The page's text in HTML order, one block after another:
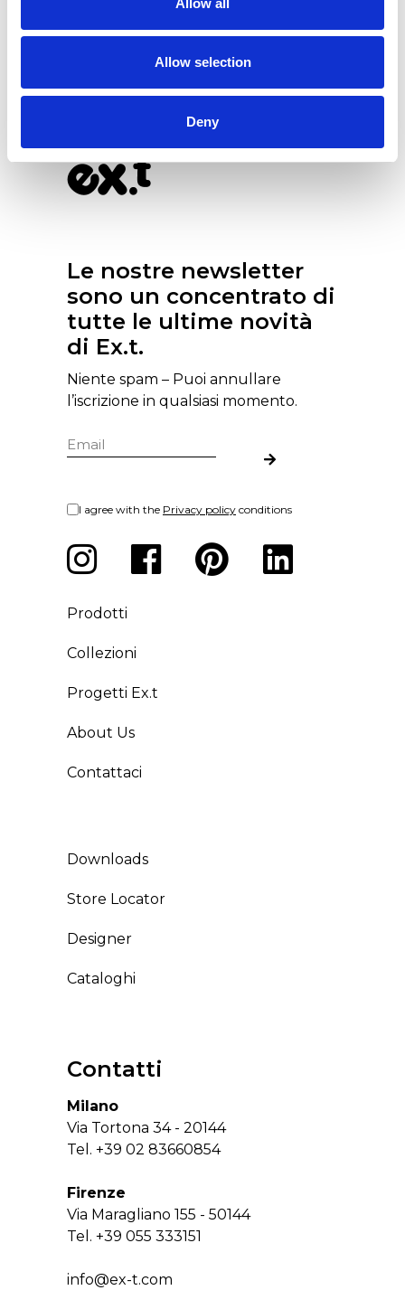
Allow selection
Deny
Ex.t al Cersaie 2018
Le nostre newsletter
sono un concentrato di
tutte le ultime novità
di Ex.t.
Niente spam – Puoi annullare
l’iscrizione in qualsiasi momento.
I agree with the Privacy policy conditions
Prodotti
Collezioni
Progetti Ex.t
About Us
Contattaci
Downloads
Store Locator
Designer
Cataloghi
Contatti
Milano
Via Tortona 34 - 20144
Tel. +39 02 83660854
Firenze
Via Maragliano 155 - 50144
Tel. +39 055 333151
info@ex-t.com